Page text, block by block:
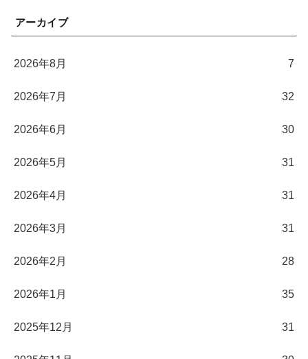
アーカイブ
2026年8月 7
2026年7月 32
2026年6月 30
2026年5月 31
2026年4月 31
2026年3月 31
2026年2月 28
2026年1月 35
2025年12月 31